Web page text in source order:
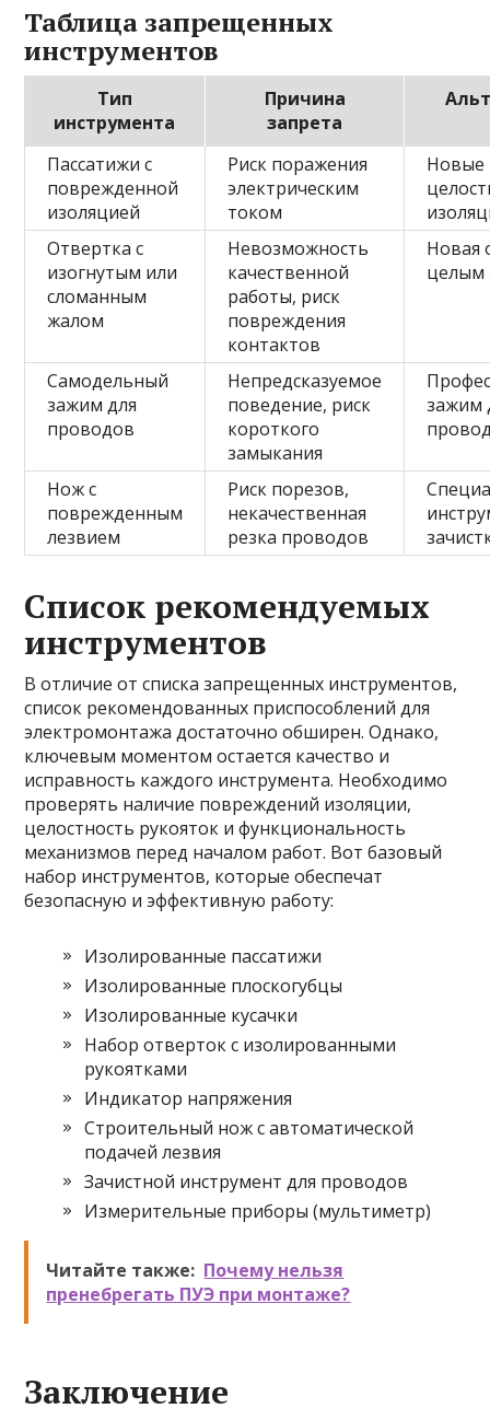
Таблица запрещенных
инструментов
Тип
инструмента
Причина
запрета
Пассатижи с
поврежденной
изоляцией
Риск поражения
электрическим
током
Новые
Отвертка с
изогнутым или
сломанным
жалом
Невозможность
качественной
работы, риск
повреждения
контактов
Новая
целым
Самодельный
зажим для
проводов
Непредсказуемое
поведение, риск
короткого
замыкания
зажим
Нож с
поврежденным
лезвием
Риск порезов,
некачественная
резка проводов
Список рекомендуемых
инструментов
В отличие от списка запрещенных инструментов,
список рекомендованных приспособлений для
электромонтажа достаточно обширен. Однако,
ключевым моментом остается качество и
исправность каждого инструмента. Необходимо
проверять наличие повреждений изоляции,
целостность рукояток и функциональность
механизмов перед началом работ. Вот базовый
набор инструментов, которые обеспечат
безопасную и эффективную работу:
Изолированные пассатижи
Изолированные плоскогубцы
Изолированные кусачки
Набор отверток с изолированными
рукоятками
Индикатор напряжения
Строительный нож с автоматической
подачей лезвия
Зачистной инструмент для проводов
Измерительные приборы (мультиметр)
Читайте также: Почему нельзя
пренебрегать ПУЭ при монтаже?
Заключение